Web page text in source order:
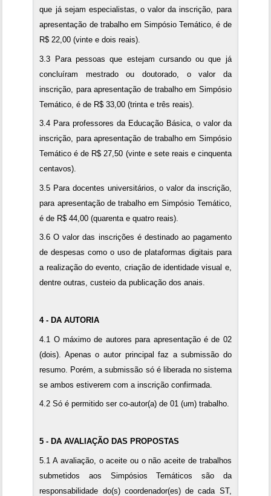
que já sejam especialistas, o valor da inscrição, para
apresentação de trabalho em Simpósio Temático, é de
R$ 22,00 (vinte e dois reais).
3.3 Para pessoas que estejam cursando ou que já
concluíram mestrado ou doutorado, o valor da
inscrição, para apresentação de trabalho em Simpósio
Temático, é de R$ 33,00 (trinta e três reais).
3.4 Para professores da Educação Básica, o valor da
inscrição, para apresentação de trabalho em Simpósio
Temático é de R$ 27,50 (vinte e sete reais e cinquenta
centavos).
3.5 Para docentes universitários, o valor da inscrição,
para apresentação de trabalho em Simpósio Temático,
é de R$ 44,00 (quarenta e quatro reais).
3.6 O valor das inscrições é destinado ao pagamento
de despesas como o uso de plataformas digitais para
a realização do evento, criação de identidade visual e,
dentre outras, custeio da publicação dos anais.
4 - DA AUTORIA
4.1 O máximo de autores para apresentação é de 02
(dois). Apenas o autor principal faz a submissão do
resumo. Porém, a submissão só é liberada no sistema
se ambos estiverem com a inscrição confirmada.
4.2 Só é permitido ser co-autor(a) de 01 (um) trabalho.
5 - DA AVALIAÇÃO DAS PROPOSTAS
5.1 A avaliação, o aceite ou o não aceite de trabalhos
submetidos aos Simpósios Temáticos são da
responsabilidade do(s) coordenador(es) de cada ST,